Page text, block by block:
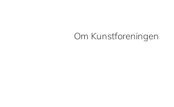
Om Kunstforeningen